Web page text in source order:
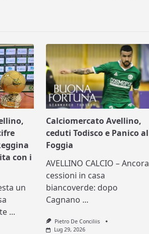
con i
un
...
Calciomercato Avellino,
ceduti Todisco e Panico al
Foggia
AVELLINO CALCIO – Ancora
cessioni in casa
biancoverde: dopo
Cagnano ...
Pietro De Conciliis
Lug 29, 2026